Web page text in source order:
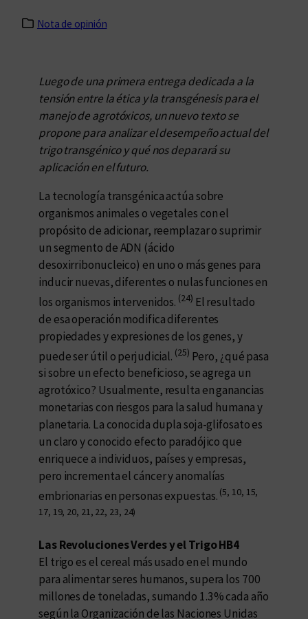
Nota de opinión
Luego de una primera entrega dedicada a la
tensión entre la ética y la transgénesis para el
manejo de agrotóxicos, un nuevo texto se
propone para analizar el desempeño actual del
trigo transgénico y qué nos deparará su
aplicación en el futuro.
La tecnología transgénica actúa sobre
organismos animales o vegetales con el
propósito de adicionar, reemplazar o suprimir
un segmento de ADN (ácido
desoxirribonucleico) en uno o más genes para
inducir nuevas, diferentes o nulas funciones en
los organismos intervenidos. (24) El resultado
de esa operación modifica diferentes
propiedades y expresiones de los genes, y
puede ser útil o perjudicial. (25) Pero, ¿qué pasa
si sobre un efecto beneficioso, se agrega un
agrotóxico? Usualmente, resulta en ganancias
monetarias con riesgos para la salud humana y
planetaria. La conocida dupla soja-glifosato es
un claro y conocido efecto paradójico que
enriquece a individuos, países y empresas,
pero incrementa el cáncer y anomalías
embrionarias en personas expuestas. (5, 10, 15,
17, 19, 20, 21, 22, 23, 24)
Las Revoluciones Verdes y el Trigo HB4
El trigo es el cereal más usado en el mundo
para alimentar seres humanos, supera los 700
millones de toneladas, sumando 1.3% cada año
según la Organización de las Naciones Unidas